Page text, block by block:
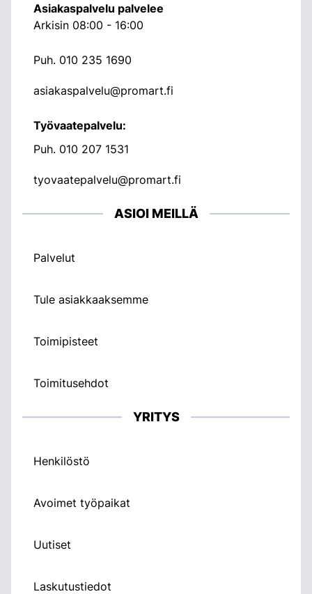
Asiakaspalvelu palvelee
Arkisin 08:00 - 16:00
Puh. 010 235 1690
asiakaspalvelu@promart.fi
Työvaatepalvelu:
Puh. 010 207 1531
tyovaatepalvelu@promart.fi
ASIOI MEILLÄ
Palvelut
Tule asiakkaaksemme
Toimipisteet
Toimitusehdot
YRITYS
Henkilöstö
Avoimet työpaikat
Uutiset
Laskutustiedot